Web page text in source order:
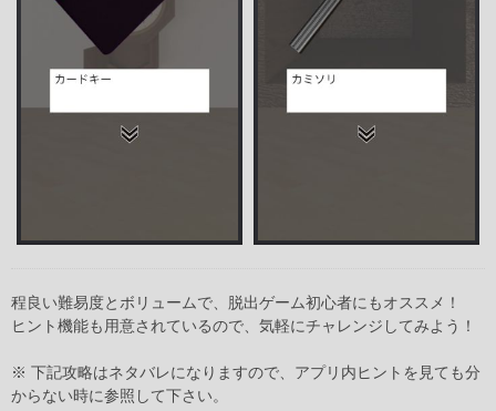
程良い難易度とボリュームで、脱出ゲーム初心者にもオススメ！
ヒント機能も用意されているので、気軽にチャレンジしてみよう！
※ 下記攻略はネタバレになりますので、アプリ内ヒントを見ても分
からない時に参照して下さい。